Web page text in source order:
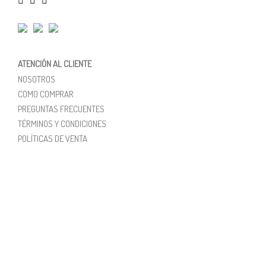
ATENCIÓN AL CLIENTE
NOSOTROS
COMO COMPRAR
PREGUNTAS FRECUENTES
TÉRMINOS Y CONDICIONES
POLÍTICAS DE VENTA